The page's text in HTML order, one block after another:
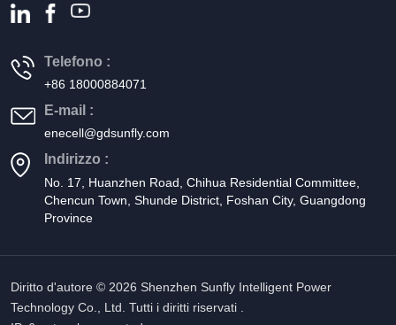
Telefono :
+86 18000884071
E-mail :
enecell@gdsunfly.com
Indirizzo :
No. 17, Huanzhen Road, Chihua Residential Committee,
Chencun Town, Shunde District, Foshan City, Guangdong
Province
Diritto d'autore © 2026 Shenzhen Sunfly Intelligent Power
Technology Co., Ltd. Tutti i diritti riservati .